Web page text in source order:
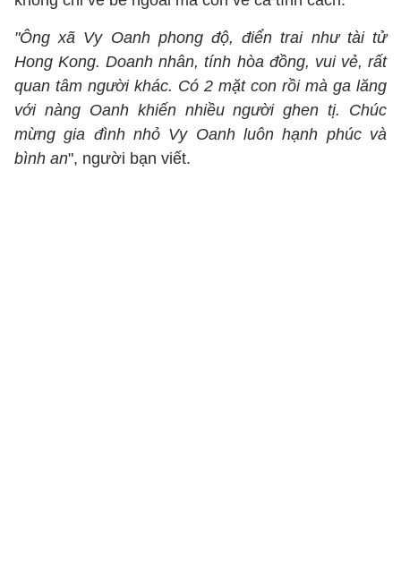
"Ông xã Vy Oanh phong độ, điển trai như tài tử
Hong Kong. Doanh nhân, tính hòa đồng, vui vẻ, rất
quan tâm người khác. Có 2 mặt con rồi mà ga lăng
với nàng Oanh khiến nhiều người ghen tị. Chúc
mừng gia đình nhỏ Vy Oanh luôn hạnh phúc và
bình an", người bạn viết.